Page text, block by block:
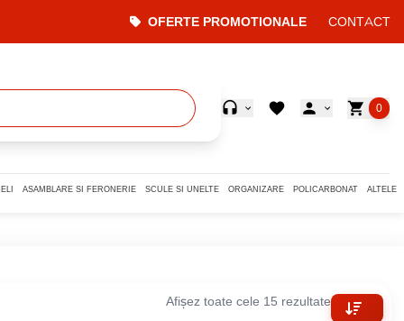
OFERTE PROMOTIONALE CONTACT
0
ASAMBLARE SI FERONERIE SCULE SI UNELTE ORGANIZARE POLICARBONAT ALTELE
Afișez toate cele 15 rezultate